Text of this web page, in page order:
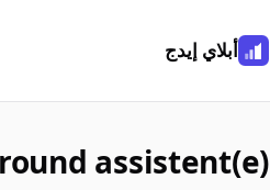
أبلاي إيدج
assistent(e)